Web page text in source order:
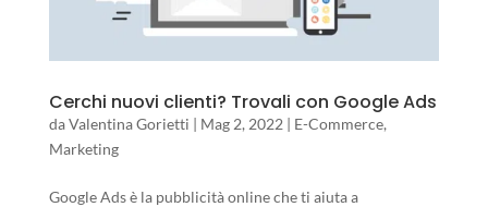
Cerchi nuovi clienti? Trovali con Google Ads
daValentina Gorietti | Mag 2, 2022 | E-Commerce,
Marketing
Google Ads è la pubblicità online che ti aiuta a